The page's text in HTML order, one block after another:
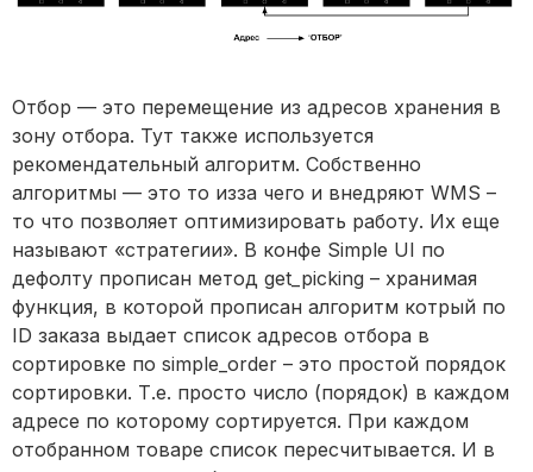
Отбор — это перемещение из адресов хранения в
зону отбора. Тут также используется
рекомендательный алгоритм. Собственно
алгоритмы — это то изза чего и внедряют WMS –
то что позволяет оптимизировать работу. Их еще
называют «стратегии». В конфе Simple UI по
дефолту прописан метод get_picking – хранимая
функция, в которой прописан алгоритм котрый по
ID заказа выдает список адресов отбора в
сортировке по simple_order – это простой порядок
сортировки. Т.е. просто число (порядок) в каждом
адресе по которому сортируется. При каждом
отобранном товаре список пересчитывается. И в